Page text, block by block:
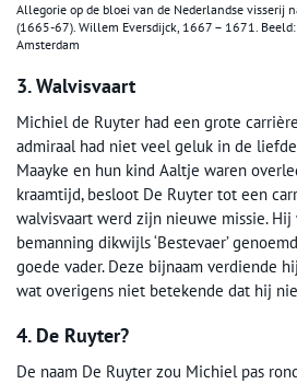
Allegorie op de bloei van de Nederlandse visserij
(1665-67). Willem Eversdijck, 1667 – 1671.
Amsterdam
3. Walvisvaart
Michiel de Ruyter had een grote
admiraal had niet veel geluk in de
Maayke en hun kind Aaltje waren
kraamtijd, besloot De Ruyter tot een
walvisvaart werd zijn nieuwe missie.
bemanning dikwijls ‘Bestevaer’
goede vader. Deze bijnaam verdiende
wat overigens niet betekende dat hij
4. De Ruyter?
De naam De Ruyter zou Michiel pas